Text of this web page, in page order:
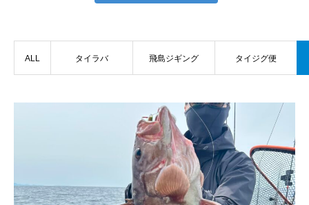
ALL タイラバ 飛島ジギング タイジグ便